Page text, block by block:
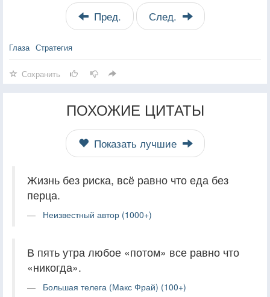
Пред. След.
Глаза Стратегия
Сохранить
ПОХОЖИЕ ЦИТАТЫ
Показать лучшие
Жизнь без риска, всё равно что еда без
перца.
Неизвестный автор (1000+)
В пять утра любое «потом» все равно что
«никогда».
Большая телега (Макс Фрай) (100+)